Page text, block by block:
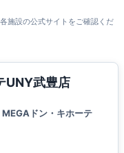
施設の公式サイトをご確認くだ
UNY武豊店
ドン・キホーテ